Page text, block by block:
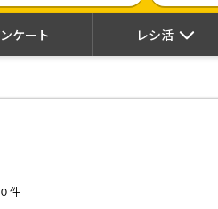
ケート レシ活
件